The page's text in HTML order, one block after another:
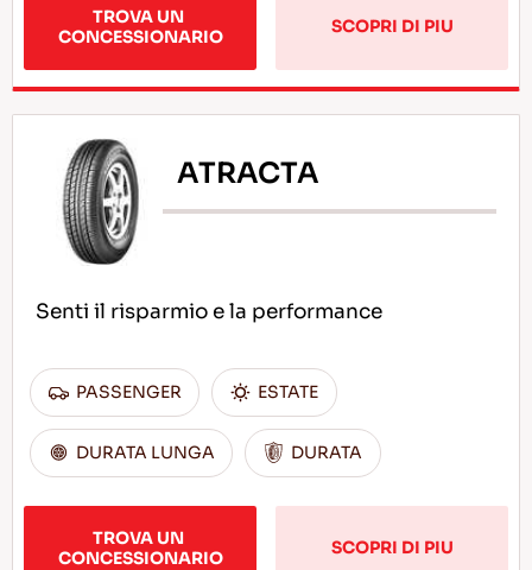
TROVA UN
CONCESSIONARIO
SCOPRI DI PIU
ATRACTA
Senti il risparmio e la performance
PASSENGER ESTATE
DURATA LUNGA DURATA
TROVA UN
CONCESSIONARIO
SCOPRI DI PIU